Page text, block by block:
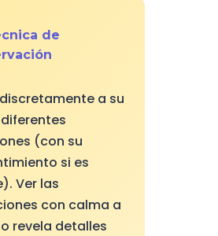
de
a su
(con su
si es
Ver las
con calma a
revela detalles